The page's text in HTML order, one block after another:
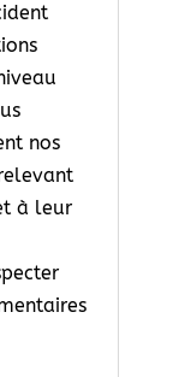
nos
à leur